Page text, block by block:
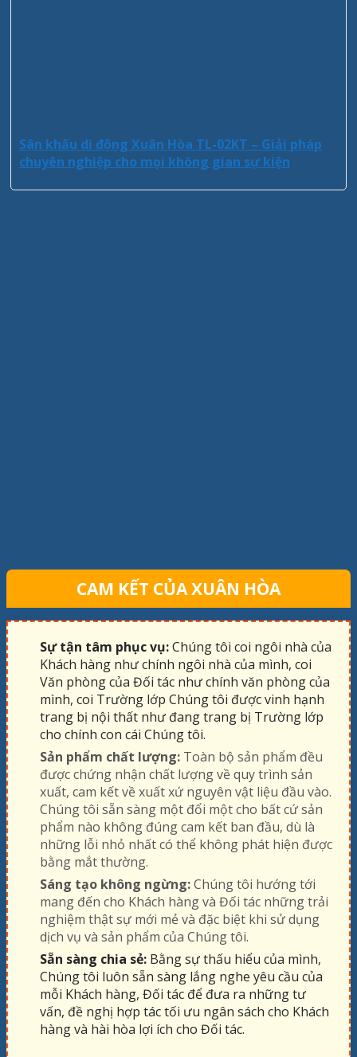
Sân khấu di động Xuân Hòa TL-02KT – Giải pháp
chuyên nghiệp cho mọi không gian sự kiện
CAM KẾT CỦA XUÂN HÒA
Sự tận tâm phục vụ:Chúng tôi coi ngôi nhà của
Khách hàng như chính ngôi nhà của mình, coi
Văn phòng của Đối tác như chính văn phòng của
mình, coi Trường lớp Chúng tôi được vinh hạnh
trang bị nội thất như đang trang bị Trường lớp
cho chính con cái Chúng tôi.
Sản phẩm chất lượng: Toàn bộ sản phẩm đều
được chứng nhận chất lượng về quy trình sản
xuất, cam kết về xuất xứ nguyên vật liệu đầu vào.
Chúng tôi sẵn sàng một đổi một cho bất cứ sản
phẩm nào không đúng cam kết ban đầu, dù là
những lỗi nhỏ nhất có thể không phát hiện được
bằng mắt thường.
Sáng tạo không ngừng:Chúng tôi hướng tới
mang đến cho Khách hàng và Đối tác những trải
nghiệm thật sự mới mẻ và đặc biệt khi sử dụng
dịch vụ và sản phẩm của Chúng tôi.
Sẵn sàng chia sẻ: Bằng sự thấu hiểu của mình,
Chúng tôi luôn sẵn sàng lắng nghe yêu cầu của
mỗi Khách hàng, Đối tác để đưa ra những tư
vấn, đề nghị hợp tác tối ưu ngân sách cho Khách
hàng và hài hòa lợi ích cho Đối tác.